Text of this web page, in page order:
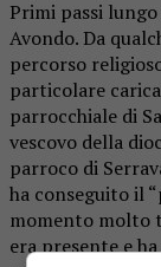
Primi passi
Avondo. Da
percorso
particolare
parrocchiale di
vescovo della
parroco di
ha conseguito il
momento molto
era presente e